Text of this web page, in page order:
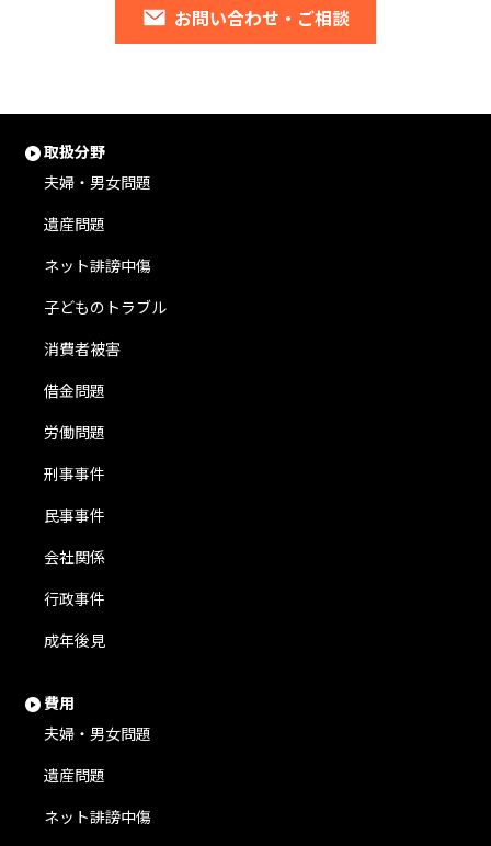
お問い合わせ・ご相談
取扱分野
夫婦・男女問題
遺産問題
ネット誹謗中傷
子どものトラブル
消費者被害
借金問題
労働問題
刑事事件
民事事件
会社関係
行政事件
成年後見
費用
夫婦・男女問題
遺産問題
ネット誹謗中傷